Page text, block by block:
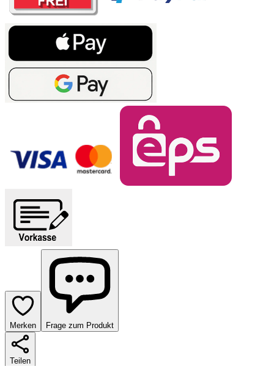
Merken Frage zum Produkt
Teilen